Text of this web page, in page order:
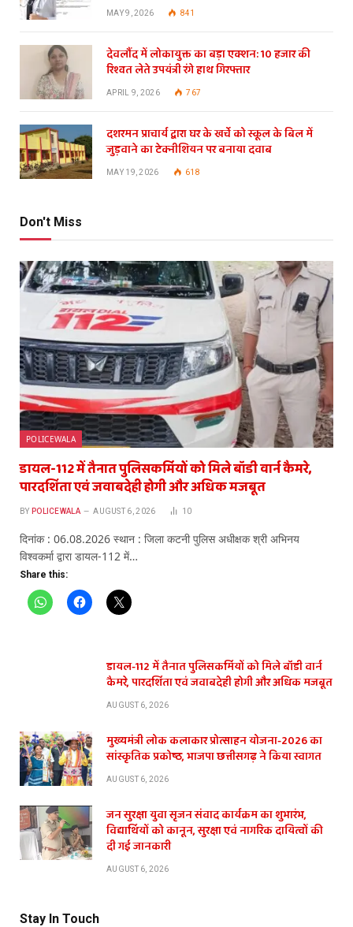
MAY 9, 2026 841
देवलौंद में लोकायुक्त का बड़ा एक्शन: 10 हजार की
रिश्वत लेते उपयंत्री रंगे हाथ गिरफ्तार
APRIL 9, 2026 767
दशरमन प्राचार्य द्वारा घर के खर्चे को स्कूल के बिल में
जुड़वाने का टेक्नीशियन पर बनाया दवाब
MAY 19, 2026 618
Don't Miss
POLICEWALA
डायल-112 में तैनात पुलिसकर्मियों को मिले बॉडी वार्न कैमरे,
पारदर्शिता एवं जवाबदेही होगी और अधिक मजबूत
BY POLICEWALA AUGUST 6, 2026 10
दिनांक : 06.08.2026 स्थान : जिला कटनी पुलिस अधीक्षक श्री अभिनय
विश्वकर्मा द्वारा डायल-112 में…
Share this:
डायल-112 में तैनात पुलिसकर्मियों को मिले बॉडी वार्न
कैमरे, पारदर्शिता एवं जवाबदेही होगी और अधिक मजबूत
AUGUST 6, 2026
मुख्यमंत्री लोक कलाकार प्रोत्साहन योजना-2026 का
सांस्कृतिक प्रकोष्ठ, भाजपा छत्तीसगढ़ ने किया स्वागत
AUGUST 6, 2026
जन सुरक्षा युवा सृजन संवाद कार्यक्रम का शुभारंभ,
विद्यार्थियों को कानून, सुरक्षा एवं नागरिक दायित्वों की
दी गई जानकारी
AUGUST 6, 2026
Stay In Touch